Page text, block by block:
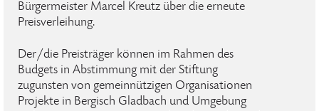
Bürgermeister Marcel Kreutz über die erneute
Preisverleihung.
Der/die Preisträger können im Rahmen des
Budgets in Abstimmung mit der Stiftung
zugunsten von gemeinnützigen Organisationen
Projekte in Bergisch Gladbach und Umgebung